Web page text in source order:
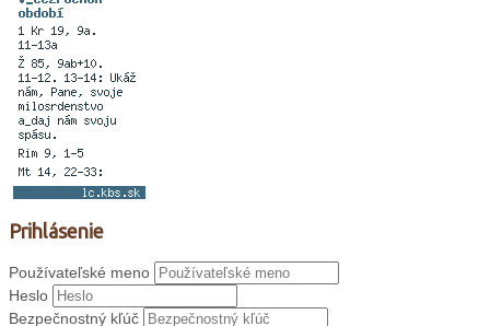
Prihlásenie
Používateľské meno
Heslo
Bezpečnostný kľúč